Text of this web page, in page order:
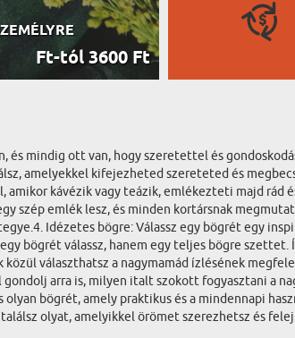
Ft-tól 3600 Ft
és mindig ott van, hogy szeretettel és
amelyekkel kifejezheted szereteted és
amikor kávézik vagy teázik, emlékezteti majd
szép emlék lesz, és minden kortársnak
Idézetes bögre: Válassz egy bögrét egy
bögrét válassz, hanem egy teljes bögre
választhatsz a nagymamád ízlésének
gondolj arra is, milyen italt szokott fogyasztani a
bögrét, amely praktikus és a mindennapi
olyat, amelyikkel örömet szerezhetsz és